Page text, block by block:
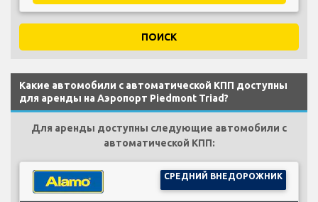
ПОИСК
Какие автомобили с автоматической КПП доступны
для аренды на Аэропорт Piedmont Triad?
Для аренды доступны следующие автомобили с
автоматической КПП:
СРЕДНИЙ ВНЕДОРОЖНИК